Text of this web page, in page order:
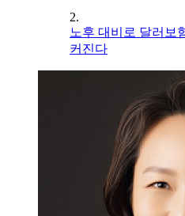
2.
노후 대비로 달러보
커진다